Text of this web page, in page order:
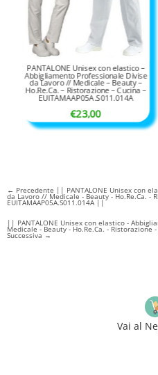
PANTALONE Unisex con elastico –
Abbigliamento Professionale Divise
da Lavoro // Medicale – Beauty –
Ho.Re.Ca. – Ristorazione – Cucina –
EUITAMAAP05A.S011.014A
€23,00
← Precedente || PANTALONE Unisex con
da Lavoro // Medicale - Beauty - Ho.Re.Ca. -
EUITAMAAP05A.S011.014A ||
|| PANTALONE Unisex con elastico -
Medicale - Beauty - Ho.Re.Ca. - Ristorazione
Successiva →
Vai al